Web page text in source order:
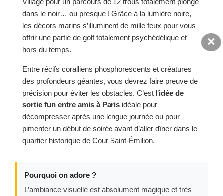
Village pour un parcours de 12 trous totalement plongé
dans le noir… ou presque ! Grâce à la lumière noire,
les décors marins s’illuminent de mille feux pour vous
offrir une partie de golf totalement psychédélique et
hors du temps.
Entre récifs coralliens phosphorescents et créatures
des profondeurs géantes, vous devrez faire preuve de
précision pour éviter les obstacles. C’est l’idée de
sortie fun entre amis à Paris idéale pour
décompresser après une longue journée ou pour
pimenter un début de soirée avant d’aller dîner dans le
quartier historique de Cour Saint-Émilion.
Pourquoi on adore ?
L’ambiance visuelle est absolument magique et très
×